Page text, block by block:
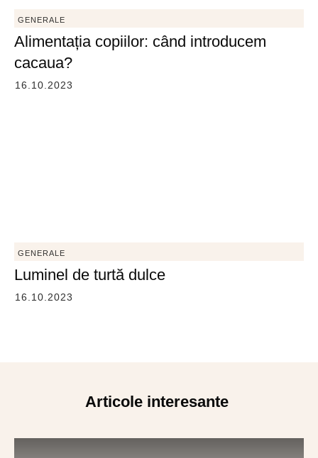
GENERALE
Alimentația copiilor: când introducem
cacaua?
16.10.2023
GENERALE
Luminel de turtă dulce
16.10.2023
Articole interesante